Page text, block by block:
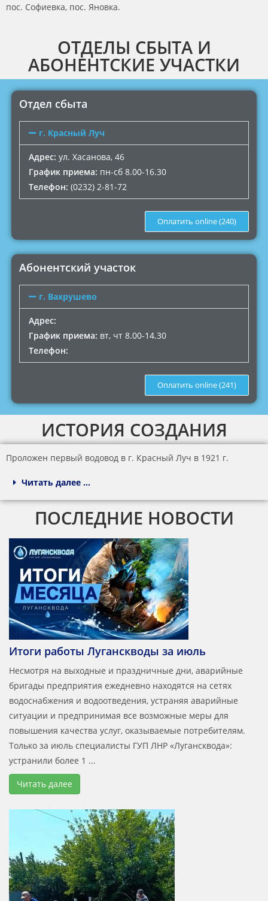
пос. Софиевка, пос. Яновка.
ОТДЕЛЫ СБЫТА И
АБОНЕНТСКИЕ УЧАСТКИ
Отдел сбыта
г. Красный Луч
Адрeс: ул. Хасанова, 46
График приема: пн-сб 8.00-16.30
Телефон: (0232) 2-81-72
Оплатить online (240)
Абонентский участок
г. Вахрушево
Адрeс:
График приема: вт, чт 8.00-14.30
Телефон:
Оплатить online (241)
ИСТОРИЯ СОЗДАНИЯ
Проложен первый водовод в г. Красный Луч в 1921 г.
Читать далее ...
ПОСЛЕДНИЕ НОВОСТИ
Итоги работы Луганскводы за июль
Несмотря на выходные и праздничные дни, аварийные
бригады предприятия ежедневно находятся на сетях
водоснабжения и водоотведения, устраняя аварийные
ситуации и предпринимая все возможные меры для
повышения качества услуг, оказываемые потребителям.
Только за июль специалисты ГУП ЛНР «Лугансквода»:
устранили более 1 ...
Читать далее